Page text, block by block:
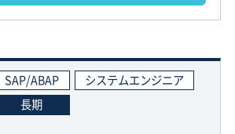
SAP/ABAP
システムエンジニア
長期